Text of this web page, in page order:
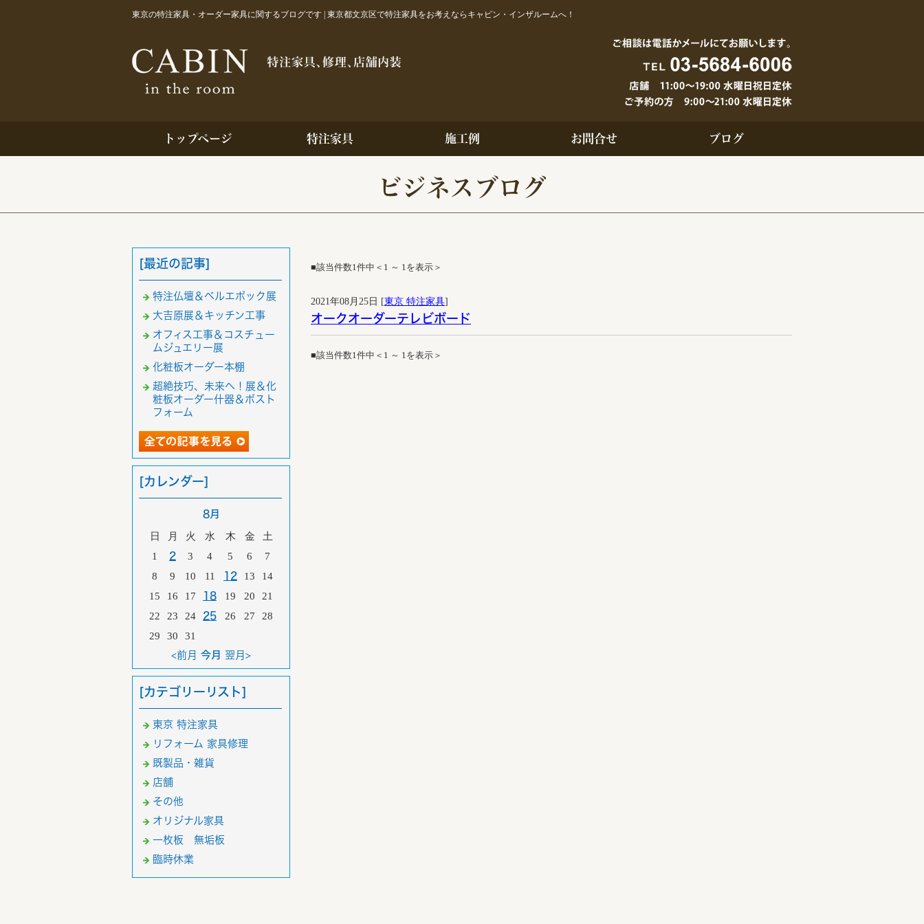
東京の特注家具・オーダー家具に関するブログです | 東京都文京区で特注家具をお考えならキャビン・インザルームへ！
トップページ 特注家具 施工例 お問合せ ブログ
ビジネスブログ
■該当件数1件中＜1 ～ 1を表示＞
2021年08月25日 [東京 特注家具]
オークオーダーテレビボード
■該当件数1件中＜1 ～ 1を表示＞
[最近の記事]
特注仏壇＆ベルエポック展
大吉原展＆キッチン工事
オフィス工事＆コスチュー
ムジュエリー展
化粧板オーダー本棚
超絶技巧、未来へ！展＆化
粧板オーダー什器＆ポスト
フォーム
[カレンダー]
8月
日 月 火 水 木 金
土
1
2 3 4 5 6
7
8
9 10 11 12 13
14
15
16 17 18 19 20
21
22
23 24 25 26 27
28
29
30 31
<前月 今月 翌月>
[カテゴリーリスト]
東京 特注家具
リフォーム 家具修理
既製品・雑貨
店舗
その他
オリジナル家具
一枚板 無垢板
臨時休業